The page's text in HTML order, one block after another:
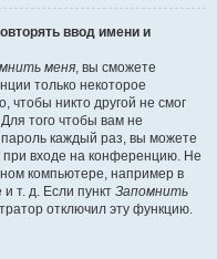
ввод имени и
меня, вы сможете
только некоторое
чтобы никто другой не смог
того чтобы вам не
каждый раз, вы можете
при входе на конференцию. Не
компьютере, например в
т. д. Если пункт Запомнить
отключил эту функцию.